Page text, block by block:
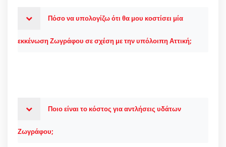
Πόσο να υπολογίζω ότι θα μου κοστίσει μία
εκκένωση Ζωγράφου σε σχέση με την υπόλοιπη Αττική;
Ποιο είναι το κόστος για αντλήσεις υδάτων
Ζωγράφου;